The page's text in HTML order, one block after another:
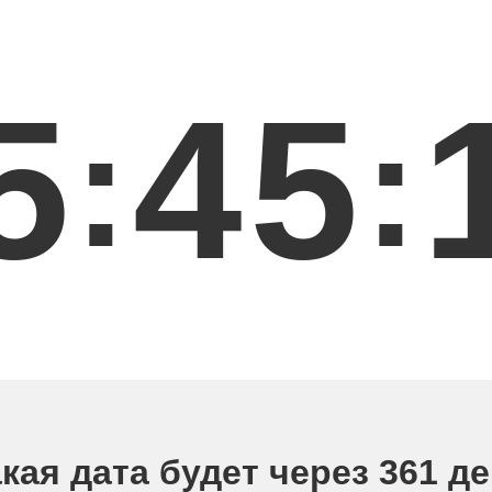
:45:
дата будет через 361